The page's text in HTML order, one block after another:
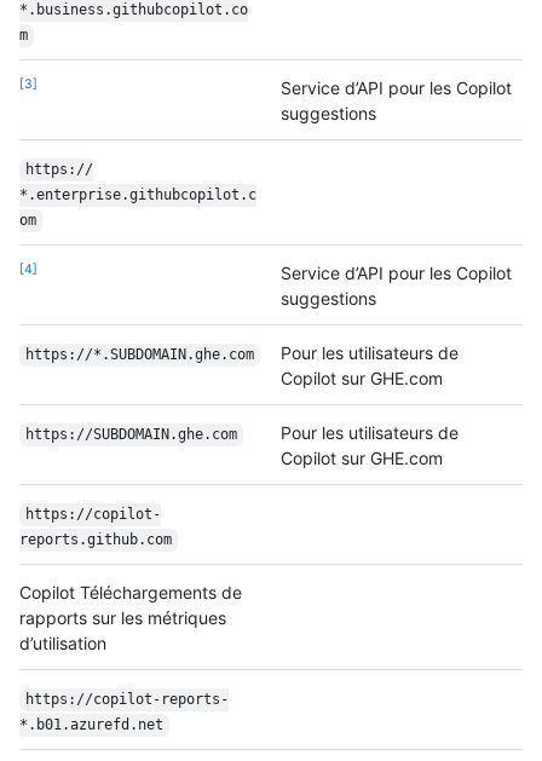
*.business.githubcopilot.co
m
3
Service d’API pour les Copilot
suggestions
https://
*.enterprise.githubcopilot.c
om
4
Service d’API pour les Copilot
suggestions
https://*.SUBDOMAIN.ghe.com
Pour les utilisateurs de
Copilot sur GHE.com
https://SUBDOMAIN.ghe.com
Pour les utilisateurs de
Copilot sur GHE.com
https://copilot-
reports.github.com
Copilot Téléchargements de
rapports sur les métriques
d’utilisation
https://copilot-reports-
*.b01.azurefd.net